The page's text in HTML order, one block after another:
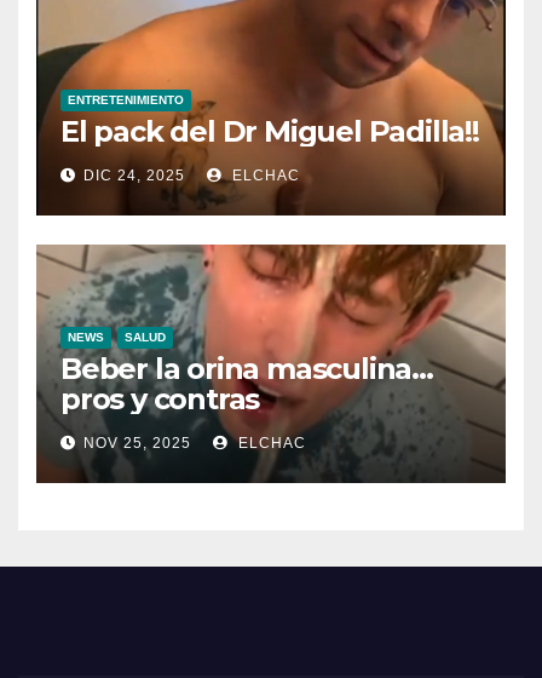
ENTRETENIMIENTO
El pack del Dr Miguel Padilla!!
DIC 24, 2025 ELCHAC
NEWS SALUD
Beber la orina masculina…
pros y contras
NOV 25, 2025 ELCHAC